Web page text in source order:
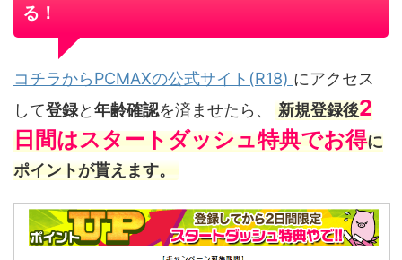
る！
コチラからPCMAXの公式サイト(R18) にアクセス
して登録と年齢確認を済ませたら、 新規登録後2
日間はスタートダッシュ特典でお得に
ポイントが貰えます。